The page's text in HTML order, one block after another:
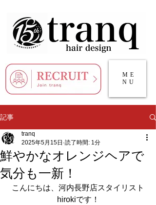
ME
NU
記事
鮮やかなオレンジヘアで
気分も一新！
tranq
2025年5月15日 読了時間: 1分
こんにちは、河内長野店スタイリスト
hirokiです！